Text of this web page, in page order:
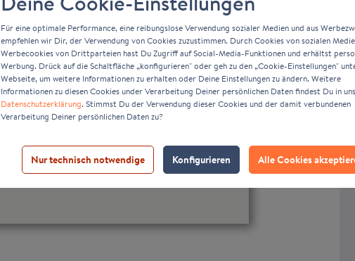
Für eine optimale Performance, eine reibungslose Verwendung sozialer Medien und aus
empfehlen wir Dir, der Verwendung von Cookies zuzustimmen. Durch Cookies von sozialen
Werbecookies von Drittparteien hast Du Zugriff auf Social-Media-Funktionen und erhältst
Werbung. Drück auf die Schaltfläche „konfigurieren" oder geh zu den „Cookie-Einstellungen"
Webseite, um weitere Informationen zu erhalten oder Deine Einstellungen zu ändern. Weitere
Informationen zu diesen Cookies under Verarbeitung Deiner persönlichen Daten findest Du in
Datenschutzerklärung. Stimmst Du der Verwendung dieser Cookies und der damit verbundenen
Verarbeitung Deiner persönlichen Daten zu?
Nur technisch notwendige Konfigurieren Alle Cookies